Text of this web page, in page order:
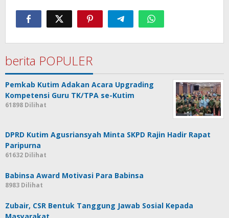
berita POPULER
Pemkab Kutim Adakan Acara Upgrading
Kompetensi Guru TK/TPA se-Kutim
61898 Dilihat
DPRD Kutim Agusriansyah Minta SKPD Rajin Hadir Rapat
Paripurna
61632 Dilihat
Babinsa Award Motivasi Para Babinsa
8983 Dilihat
Zubair, CSR Bentuk Tanggung Jawab Sosial Kepada
Masyarakat